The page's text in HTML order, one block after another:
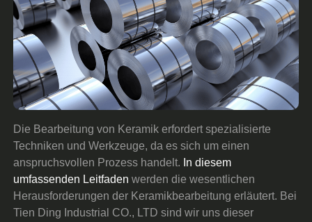
Die Bearbeitung von Keramik erfordert spezialisierte
Techniken und Werkzeuge, da es sich um einen
anspruchsvollen Prozess handelt. In diesem
umfassenden Leitfaden werden die wesentlichen
Herausforderungen der Keramikbearbeitung erläutert. Bei
Tien Ding Industrial CO., LTD sind wir uns dieser